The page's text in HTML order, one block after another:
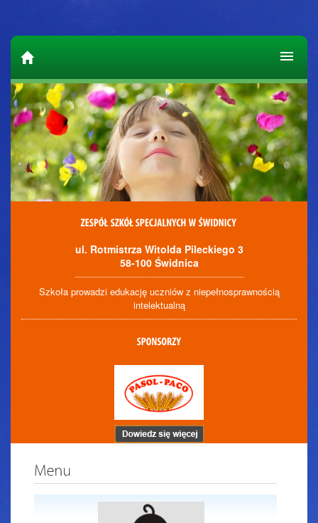
ul. Rotmistrza Witolda Pileckiego 3
58-100 Świdnica
Szkoła prowadzi edukację uczniów z niepełnosprawnością
intelektualną